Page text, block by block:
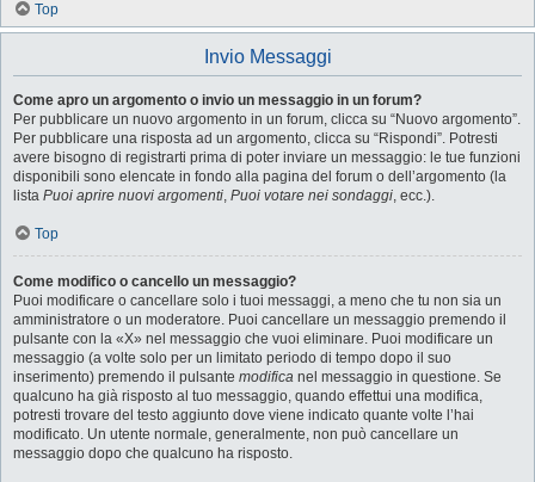
Top
Invio Messaggi
Come apro un argomento o invio un messaggio in un forum?
Per pubblicare un nuovo argomento in un forum, clicca su “Nuovo argomento”.
Per pubblicare una risposta ad un argomento, clicca su “Rispondi”. Potresti
avere bisogno di registrarti prima di poter inviare un messaggio: le tue funzioni
disponibili sono elencate in fondo alla pagina del forum o dell’argomento (la
lista Puoi aprire nuovi argomenti, Puoi votare nei sondaggi, ecc.).
Top
Come modifico o cancello un messaggio?
Puoi modificare o cancellare solo i tuoi messaggi, a meno che tu non sia un
amministratore o un moderatore. Puoi cancellare un messaggio premendo il
pulsante con la «X» nel messaggio che vuoi eliminare. Puoi modificare un
messaggio (a volte solo per un limitato periodo di tempo dopo il suo
inserimento) premendo il pulsante modifica nel messaggio in questione. Se
qualcuno ha già risposto al tuo messaggio, quando effettui una modifica,
potresti trovare del testo aggiunto dove viene indicato quante volte l’hai
modificato. Un utente normale, generalmente, non può cancellare un
messaggio dopo che qualcuno ha risposto.